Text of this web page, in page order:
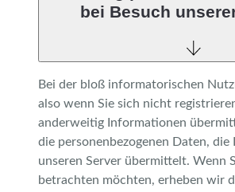
bei Besuch
Bei der bloß informatorischen
also wenn Sie sich nicht
anderweitig Informationen
die personenbezogenen Daten, die
unseren Server übermittelt. Wenn
betrachten möchten, erheben wir